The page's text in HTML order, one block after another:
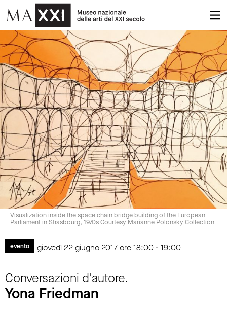
Visualization inside the space chain bridge building of the European
Parliament in Strasbourg, 1970s Courtesy Marianne Polonsky Collection
evento giovedì 22 giugno 2017 ore 18:00 - 19:00
Conversazioni d'autore.
Yona Friedman